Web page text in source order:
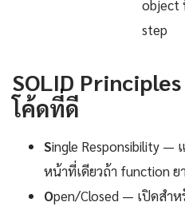
object
step
SOLID
โค้ดที่ดี
Single Responsibility —
หน้าที่เดียวถ้า function
Open/Closed — เปิดสำ